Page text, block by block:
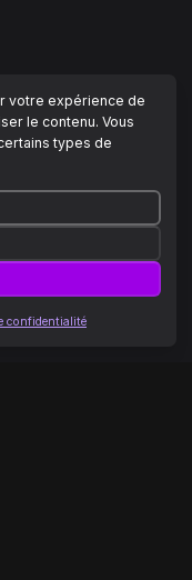
votre expérience de
le contenu. Vous
types de
confidentialité